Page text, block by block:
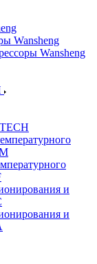
Wansheng
Wansheng
и
и